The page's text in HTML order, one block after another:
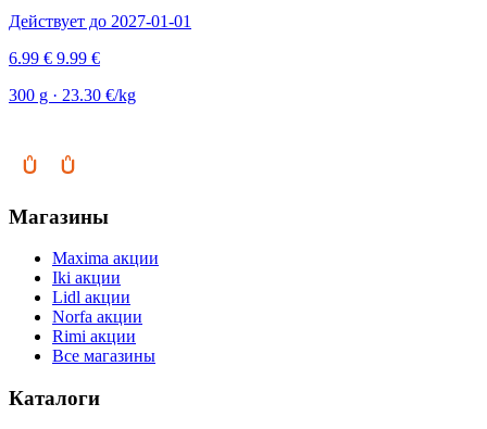
Действует до 2027-01-01
6.99 € 9.99 €
300 g · 23.30 €/kg
Магазины
Maxima акции
Iki акции
Lidl акции
Norfa акции
Rimi акции
Все магазины
Каталоги